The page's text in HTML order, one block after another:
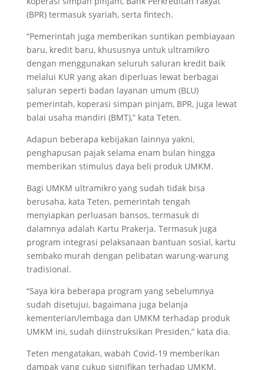
(BPR) termasuk syariah, serta fintech.
“Pemerintah juga memberikan suntikan pembiayaan
baru, kredit baru, khususnya untuk ultramikro
dengan menggunakan seluruh saluran kredit baik
melalui KUR yang akan diperluas lewat berbagai
saluran seperti badan layanan umum (BLU)
pemerintah, koperasi simpan pinjam, BPR, juga lewat
balai usaha mandiri (BMT),” kata Teten.
Adapun beberapa kebijakan lainnya yakni,
penghapusan pajak selama enam bulan hingga
memberikan stimulus daya beli produk UMKM.
Bagi UMKM ultramikro yang sudah tidak bisa
berusaha, kata Teten, pemerintah tengah
menyiapkan perluasan bansos, termasuk di
dalamnya adalah Kartu Prakerja. Termasuk juga
program integrasi pelaksanaan bantuan sosial, kartu
sembako murah dengan pelibatan warung-warung
tradisional.
“Saya kira beberapa program yang sebelumnya
sudah disetujui, bagaimana juga belanja
kementerian/lembaga dan UMKM terhadap produk
UMKM ini, sudah diinstruksikan Presiden,” kata dia.
Teten mengatakan, wabah Covid-19 memberikan
dampak yang cukup signifikan terhadap UMKM.